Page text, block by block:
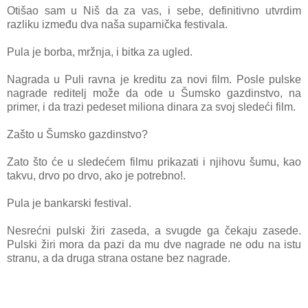
Otišao sam u Niš da za vas, i sebe, definitivno utvrdim
razliku između dva naša suparnička festivala.
Pula je borba, mržnja, i bitka za ugled.
Nagrada u Puli ravna je kreditu za novi film. Posle pulske
nagrade reditelj može da ode u Šumsko gazdinstvo, na
primer, i da trazi pedeset miliona dinara za svoj sledeći film.
Zašto u Šumsko gazdinstvo?
Zato što će u sledećem filmu prikazati i njihovu šumu, kao
takvu, drvo po drvo, ako je potrebno!.
Pula je bankarski festival.
Nesrećni pulski žiri zaseda, a svugde ga čekaju zasede.
Pulski žiri mora da pazi da mu dve nagrade ne odu na istu
stranu, a da druga strana ostane bez nagrade.